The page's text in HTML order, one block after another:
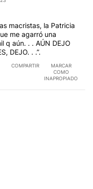
macristas, la Patricia
me agarró una
q aún. . . AÚN DEJO
DEJO. . .”.
COMPARTIR
MARCAR
COMO
INAPROPIADO